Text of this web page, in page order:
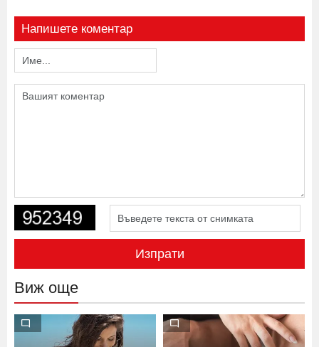
Напишете коментар
Изпрати
Виж още